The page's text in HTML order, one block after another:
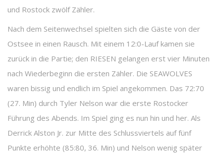
und Rostock zwölf Zähler.
Nach dem Seitenwechsel spielten sich die Gäste von der
Ostsee in einen Rausch. Mit einem 12:0-Lauf kamen sie
zurück in die Partie; den RIESEN gelangen erst vier Minuten
nach Wiederbeginn die ersten Zähler. Die SEAWOLVES
waren bissig und endlich im Spiel angekommen. Das 72:70
(27. Min) durch Tyler Nelson war die erste Rostocker
Führung des Abends. Im Spiel ging es nun hin und her. Als
Derrick Alston Jr. zur Mitte des Schlussviertels auf fünf
Punkte erhöhte (85:80, 36. Min) und Nelson wenig später